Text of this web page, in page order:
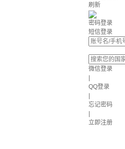
刷新
密码登录
短信登录
微信登录
QQ登录
忘记密码
立即注册